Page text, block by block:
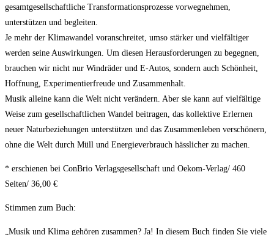
gesamtgesellschaftliche Transformationsprozesse vorwegnehmen,
unterstützen und begleiten.
Je mehr der Klimawandel voranschreitet, umso stärker und vielfältiger
werden seine Auswirkungen. Um diesen Herausforderungen zu begegnen,
brauchen wir nicht nur Windräder und E-Autos, sondern auch Schönheit,
Hoffnung, Experimentierfreude und Zusammenhalt.
Musik alleine kann die Welt nicht verändern. Aber sie kann auf vielfältige
Weise zum gesellschaftlichen Wandel beitragen, das kollektive Erlernen
neuer Naturbeziehungen unterstützen und das Zusammenleben verschönern,
ohne die Welt durch Müll und Energieverbrauch hässlicher zu machen.
* erschienen bei ConBrio Verlagsgesellschaft und Oekom-Verlag/ 460
Seiten/ 36,00 €
Stimmen zum Buch:
„Musik und Klima gehören zusammen? Ja! In diesem Buch finden Sie viele